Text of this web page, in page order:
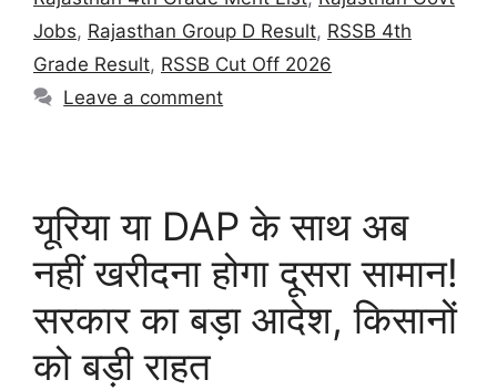
Jobs, Rajasthan Group D Result, RSSB 4th
Grade Result, RSSB Cut Off 2026
Leave a comment
यूरिया या DAP के साथ अब
नहीं खरीदना होगा दूसरा सामान!
सरकार का बड़ा आदेश, किसानों
को बड़ी राहत